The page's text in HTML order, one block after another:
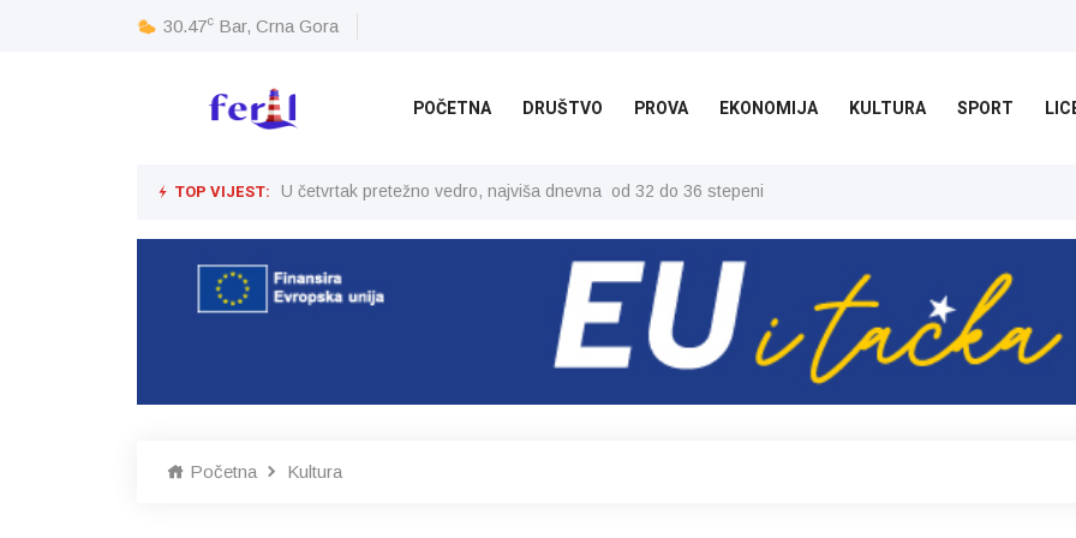
30.47c Bar, Crna Gora
POČETNA DRUŠTVO PROVA EKONOMIJA KULTURA SPORT
TOP VIJEST: U četvrtak pretežno vedro, najviša dnevna od 32 do 36 stepeni
Početna Kultura